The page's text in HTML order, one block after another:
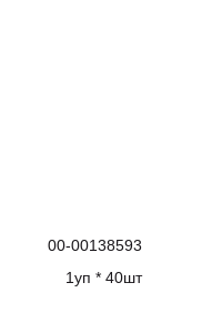
00-00138593
1уп * 40шт